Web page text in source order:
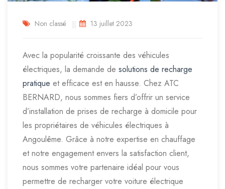
Non classé 13 juillet 2023
Avec la popularité croissante des véhicules
électriques, la demande de solutions de recharge
pratique et efficace est en hausse. Chez ATC
BERNARD, nous sommes fiers d’offrir un service
d’installation de prises de recharge à domicile pour
les propriétaires de véhicules électriques à
Angoulême. Grâce à notre expertise en chauffage
et notre engagement envers la satisfaction client,
nous sommes votre partenaire idéal pour vous
permettre de recharger votre voiture électrique